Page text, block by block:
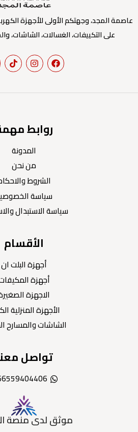
عاصمة المجد، وجهتكم الأولى للأجهزة
على التكييفات، الغسالات، الشاشات،
روابط
المدونة
من نحن
الشروط
سياسة
سياسة الاستبدال
الأقسام
أجهزة البلت ان
أجهزة
الاجهزة
الأجهزة المنزلية
الشاشات والمسارح
تواصل
موثق لدى منصة